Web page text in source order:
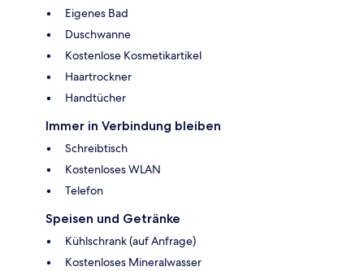
Eigenes Bad
Duschwanne
Kostenlose Kosmetikartikel
Haartrockner
Handtücher
Immer in Verbindung bleiben
Schreibtisch
Kostenloses WLAN
Telefon
Speisen und Getränke
Kühlschrank (auf Anfrage)
Kostenloses Mineralwasser